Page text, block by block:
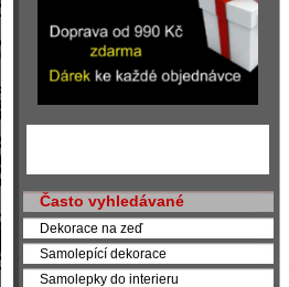
Často vyhledávané
Dekorace na zeď
Samolepící dekorace
Samolepky do interieru